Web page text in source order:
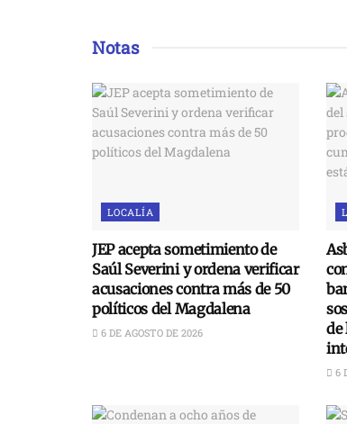
Notas
LOCALÍA
JEP acepta sometimiento de
Saúl Severini y ordena verificar
acusaciones contra más de 50
políticos del Magdalena
6 DE AGOSTO DE 2026
de
6